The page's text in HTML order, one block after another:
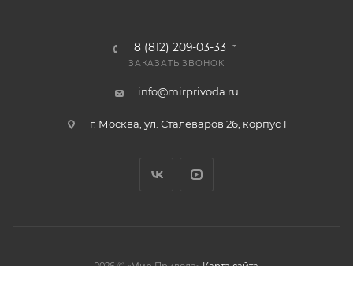
8 (812) 209-03-33
ЗАКАЗАТЬ ЗВОНОК
info@mirprivoda.ru
г. Москва, ул. Сталеваров 26, корпус 1
2026 © «Мир Привода» Карта сайта